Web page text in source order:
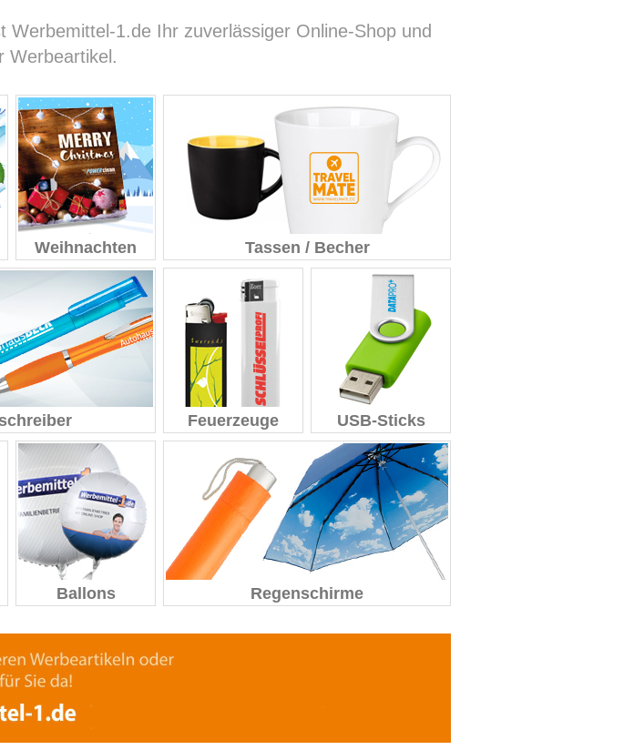
1.de Ihr zuverlässiger Online-Shop und
Werbeartikel.
Weihnachten Tassen / Becher
Feuerzeuge USB-Sticks
Ballons Regenschirme